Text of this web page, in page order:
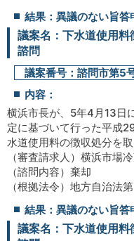
結果：異議のない旨答
議案名：下水道使用
諮問
議案番号：諮問市第5
内容：
横浜市長が、5年4月13日
定に基づいて行った平成
水道使用料の徴収処分を
（審査請求人）横浜市場
（諮問内容）棄却
（根拠法令）地方自治法
結果：異議のない旨答
議案名：下水道使用